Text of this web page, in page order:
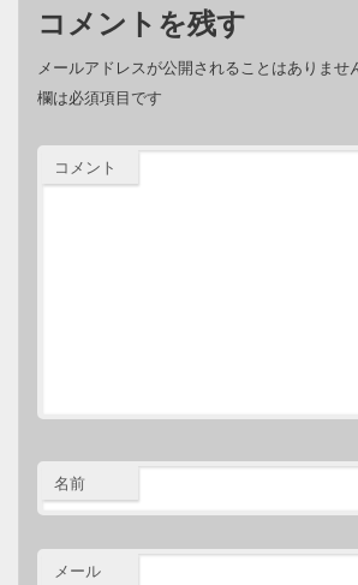
コメントを残す
メールアドレスが公開されることはありませ
欄は必須項目です
コメント
名前
メール